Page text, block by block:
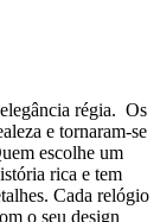
régia. Os
e tornaram-se
escolhe um
rica e tem
Cada relógio
o seu design